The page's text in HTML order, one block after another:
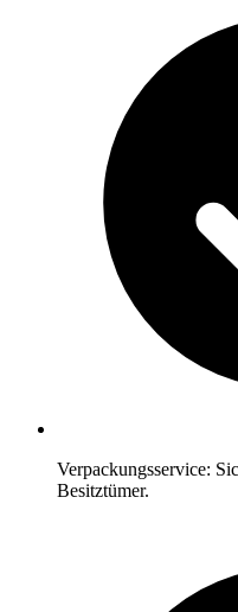
Verpackungsservice:
Besitztümer.